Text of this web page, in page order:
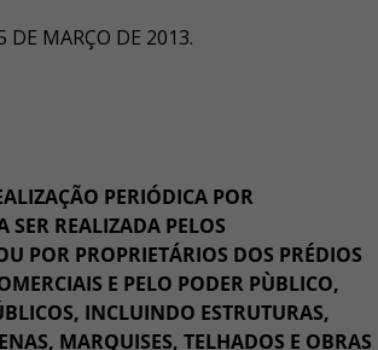
DE MARÇO DE 2013.
PERIÓDICA POR
SER REALIZADA PELOS
POR PROPRIETÁRIOS DOS PRÉDIOS
E PELO PODER PÙBLICO,
INCLUINDO ESTRUTURAS,
MARQUISES, TELHADOS E OBRAS